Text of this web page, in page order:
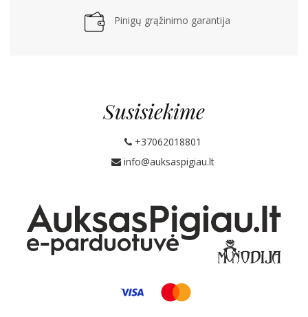
Pinigų grąžinimo garantija
Susisiekime
+37062018801
info@auksaspigiau.lt